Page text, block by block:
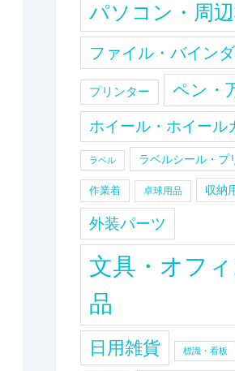
パソコン・周
ファイル・バイン
プリンター ペン・
ホイール・ホイール
ラベル ラベルシール・プ
作業着 卓球用品 収納
外装パーツ
文具・オフ
品
日用雑貨 標識・看板